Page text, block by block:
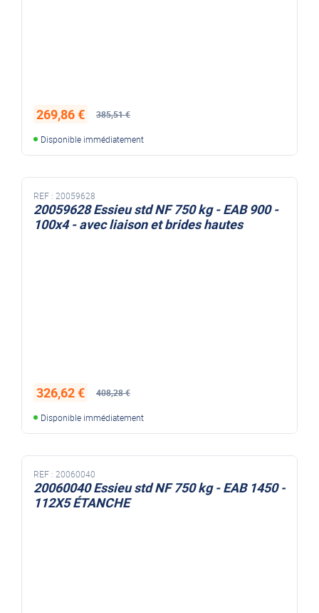
385,51 €
269,86 €
Disponible immédiatement
REF : 20059628
20059628 Essieu std NF 750 kg - EAB 900 -
100x4 - avec liaison et brides hautes
408,28 €
326,62 €
Disponible immédiatement
REF : 20060040
20060040 Essieu std NF 750 kg - EAB 1450 -
112X5 ÉTANCHE